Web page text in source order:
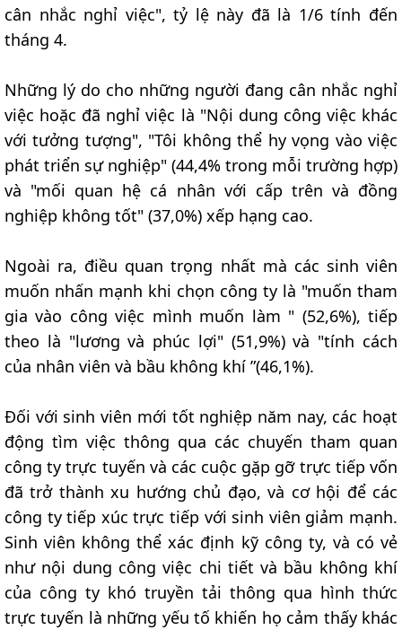
cân nhắc nghỉ việc", tỷ lệ này đã là 1/6 tính đến
tháng 4.
Những lý do cho những người đang cân nhắc nghỉ
việc hoặc đã nghỉ việc là "Nội dung công việc khác
với tưởng tượng", "Tôi không thể hy vọng vào việc
phát triển sự nghiệp" (44,4% trong mỗi trường hợp)
và "mối quan hệ cá nhân với cấp trên và đồng
nghiệp không tốt" (37,0%) xếp hạng cao.
Ngoài ra, điều quan trọng nhất mà các sinh viên
muốn nhấn mạnh khi chọn công ty là "muốn tham
gia vào công việc mình muốn làm " (52,6%), tiếp
theo là "lương và phúc lợi" (51,9%) và "tính cách
của nhân viên và bầu không khí ”(46,1%).
Đối với sinh viên mới tốt nghiệp năm nay, các hoạt
động tìm việc thông qua các chuyến tham quan
công ty trực tuyến và các cuộc gặp gỡ trực tiếp vốn
đã trở thành xu hướng chủ đạo, và cơ hội để các
công ty tiếp xúc trực tiếp với sinh viên giảm mạnh.
Sinh viên không thể xác định kỹ công ty, và có vẻ
như nội dung công việc chi tiết và bầu không khí
của công ty khó truyền tải thông qua hình thức
trực tuyến là những yếu tố khiến họ cảm thấy khác